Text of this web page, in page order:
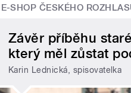
E-SHOP ČESKÉHO
Závěr příběhu
který měl zůstat
Karin Lednická, spisovatelka